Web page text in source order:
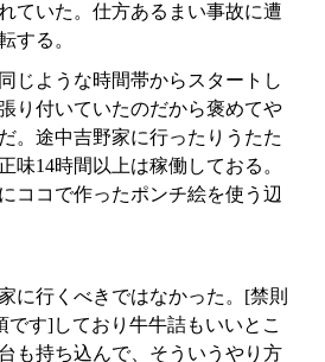
ていた。仕方あるまい事故に遭
する。
じような時間帯からスタートし
り付いていたのだから褒めてや
。途中吉野家に行ったりうたた
味14時間以上は稼働しておる。
ココで作ったポンチ絵を使う辺
に行くべきではなかった。[禁則
す]しており牛牛詰もいいとこ
も持ち込んで、そういうやり方